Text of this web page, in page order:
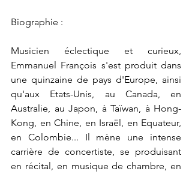
Biographie :
Musicien éclectique et curieux,
Emmanuel François s'est produit dans
une quinzaine de pays d'Europe, ainsi
qu'aux Etats-Unis, au Canada, en
Australie, au Japon, à Taïwan, à Hong-
Kong, en Chine, en Israël, en Equateur,
en Colombie... Il mène une intense
carrière de concertiste, se produisant
en récital, en musique de chambre, en